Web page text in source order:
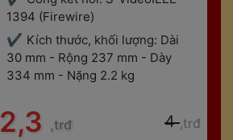
1394 (Firewire)
Kích thước, khối lượng: Dài
30 mm - Rộng 237 mm - Dày
334 mm - Nặng 2.2 kg
2,3 ,trđ 4 ,trđ